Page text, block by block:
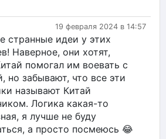
19 февраля 2024 в 14:57
странные идеи у этих
Наверное, они хотят,
помогал им воевать с
но забывают, что все эти
называют Китай
Логика какая-то
я лучше не буду
а просто посмеюсь 😂